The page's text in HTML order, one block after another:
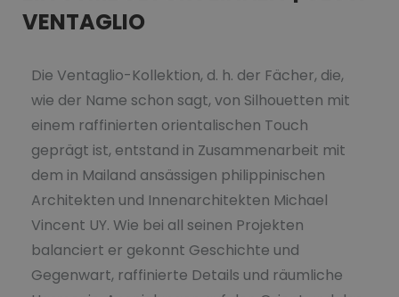
VENTAGLIO
Die Ventaglio-Kollektion, d. h. der Fächer, die,
wie der Name schon sagt, von Silhouetten mit
einem raffinierten orientalischen Touch
geprägt ist, entstand in Zusammenarbeit mit
dem in Mailand ansässigen philippinischen
Architekten und Innenarchitekten Michael
Vincent UY. Wie bei all seinen Projekten
balanciert er gekonnt Geschichte und
Gegenwart, raffinierte Details und räumliche